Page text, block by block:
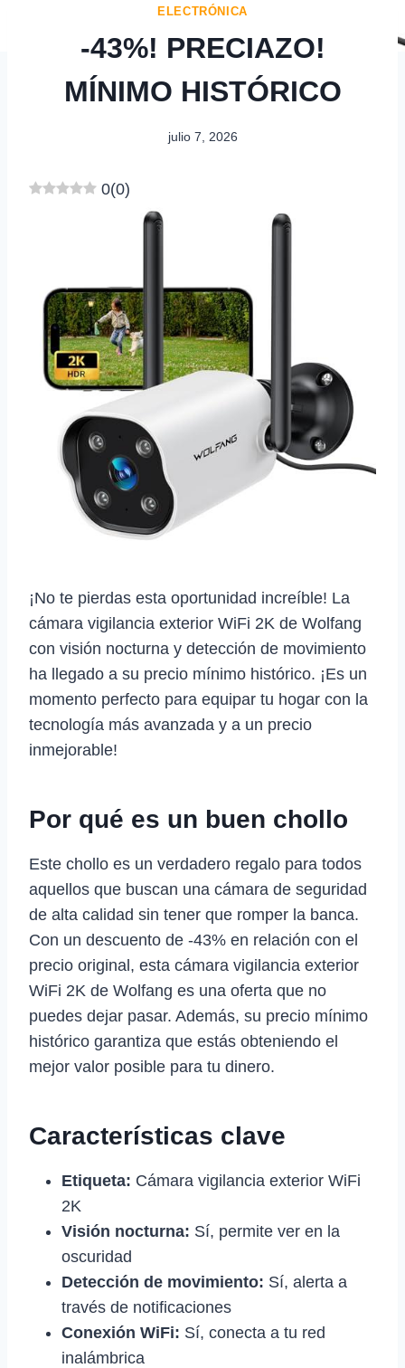
ELECTRÓNICA
-43%! PRECIAZO!
MÍNIMO HISTÓRICO
julio 7, 2026
0(0)
¡No te pierdas esta oportunidad increíble! La
cámara vigilancia exterior WiFi 2K de Wolfang
con visión nocturna y detección de movimiento
ha llegado a su precio mínimo histórico. ¡Es un
momento perfecto para equipar tu hogar con la
tecnología más avanzada y a un precio
inmejorable!
Por qué es un buen chollo
Este chollo es un verdadero regalo para todos
aquellos que buscan una cámara de seguridad
de alta calidad sin tener que romper la banca.
Con un descuento de -43% en relación con el
precio original, esta cámara vigilancia exterior
WiFi 2K de Wolfang es una oferta que no
puedes dejar pasar. Además, su precio mínimo
histórico garantiza que estás obteniendo el
mejor valor posible para tu dinero.
Características clave
Etiqueta: Cámara vigilancia exterior WiFi
2K
Visión nocturna: Sí, permite ver en la
oscuridad
Detección de movimiento: Sí, alerta a
través de notificaciones
Conexión WiFi: Sí, conecta a tu red
inalámbrica